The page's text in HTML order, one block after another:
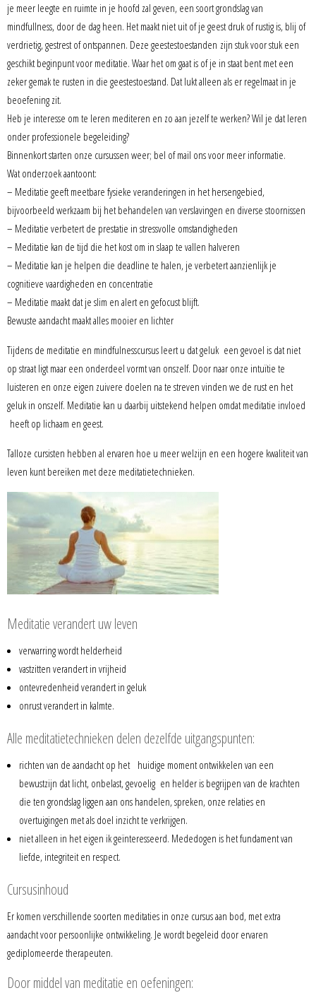
je meer leegte en ruimte in je hoofd zal geven, een soort grondslag van
mindfullness, door de dag heen. Het maakt niet uit of je geest druk of rustig is, blij of
verdrietig, gestrest of ontspannen. Deze geestestoestanden zijn stuk voor stuk een
geschikt beginpunt voor meditatie. Waar het om gaat is of je in staat bent met een
zeker gemak te rusten in die geestestoestand. Dat lukt alleen als er regelmaat in je
beoefening zit.
Heb je interesse om te leren mediteren en zo aan jezelf te werken? Wil je dat leren
onder professionele begeleiding?
Binnenkort starten onze cursussen weer; bel of mail ons voor meer informatie.
Wat onderzoek aantoont:
– Meditatie geeft meetbare fysieke veranderingen in het hersengebied,
bijvoorbeeld werkzaam bij het behandelen van verslavingen en diverse stoornissen
– Meditatie verbetert de prestatie in stressvolle omstandigheden
– Meditatie kan de tijd die het kost om in slaap te vallen halveren
– Meditatie kan je helpen die deadline te halen, je verbetert aanzienlijk je
cognitieve vaardigheden en concentratie
– Meditatie maakt dat je slim en alert en gefocust blijft.
Bewuste aandacht maakt alles mooier en lichter
Tijdens de meditatie en mindfulnesscursus leert u dat geluk een gevoel is dat niet
op straat ligt maar een onderdeel vormt van onszelf. Door naar onze intuïtie te
luisteren en onze eigen zuivere doelen na te streven vinden we de rust en het
geluk in onszelf. Meditatie kan u daarbij uitstekend helpen omdat meditatie invloed
heeft op lichaam en geest.
Talloze cursisten hebben al ervaren hoe u meer welzijn en een hogere kwaliteit van
leven kunt bereiken met deze meditatietechnieken.
Meditatie verandert uw leven
verwarring wordt helderheid
vastzitten verandert in vrijheid
ontevredenheid verandert in geluk
onrust verandert in kalmte.
Alle meditatietechnieken delen dezelfde uitgangspunten:
richten van de aandacht op het huidige moment ontwikkelen van een
bewustzijn dat licht, onbelast, gevoelig en helder is begrijpen van de krachten
die ten grondslag liggen aan ons handelen, spreken, onze relaties en
overtuigingen met als doel inzicht te verkrijgen.
niet alleen in het eigen ik geïnteresseerd. Mededogen is het fundament van
liefde, integriteit en respect.
Cursusinhoud
Er komen verschillende soorten meditaties in onze cursus aan bod, met extra
aandacht voor persoonlijke ontwikkeling. Je wordt begeleid door ervaren
gediplomeerde therapeuten.
Door middel van meditatie en oefeningen: